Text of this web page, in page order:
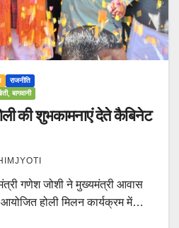
राजनीति
बागवानी
की शुभकामनाएं देते कैबिनेट
गणेश जोशी ने मुख्यमंत्री आवास
आयोजित होली मिलन कार्यक्रम में…